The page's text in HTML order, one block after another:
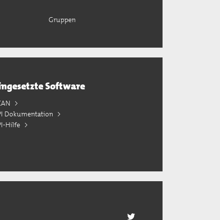
Gruppen
Software
Dokumentation
Hilfe